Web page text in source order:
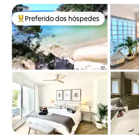
Entre os melhores preferidos dos
Preferido dos hóspedes